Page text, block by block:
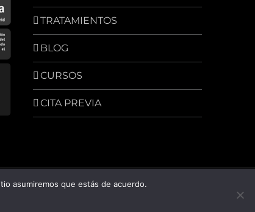
TRATAMIENTOS
BLOG
CURSOS
CITA PREVIA
Instagram
asumiremos que estás de acuerdo.